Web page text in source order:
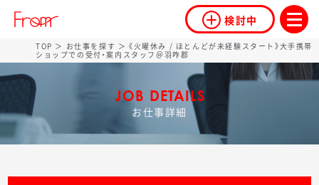
検討中
TOP ＞ お仕事を探す ＞ 《火曜休み / ほとんどが未経験スタート》大手携帯
ショップでの受付・案内スタッフ＠羽咋郡
JOB DETAILS
お仕事詳細